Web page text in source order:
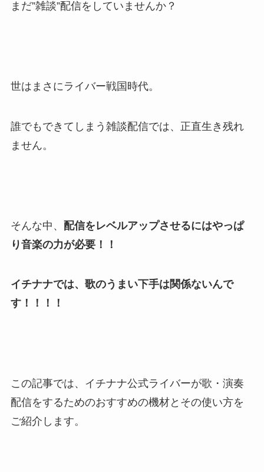
まだ”雑談”配信をしていませんか？
世はまさにライバー戦国時代。
誰でもできてしまう雑談配信では、正直生き残れ
ません。
そんな中、 配信をレベルアップさせるにはやっぱ
り音楽の力が必要！！
イチナナでは、歌のうまい下手は関係ないんで
す！！！！
この記事では、イチナナ公式ライバーが歌・演奏
配信をするためのおすすめの機材とその使い方を
ご紹介します。